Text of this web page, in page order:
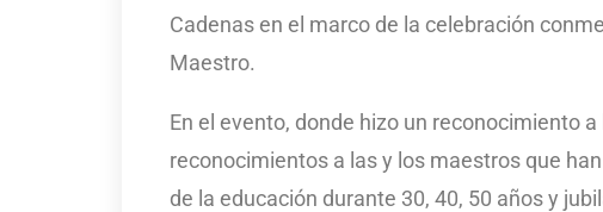
Cadenas en el marco de la celebración
Maestro.
En el evento, donde hizo un reconocimiento
reconocimientos a las y los maestros que
de la educación durante 30, 40, 50 años y